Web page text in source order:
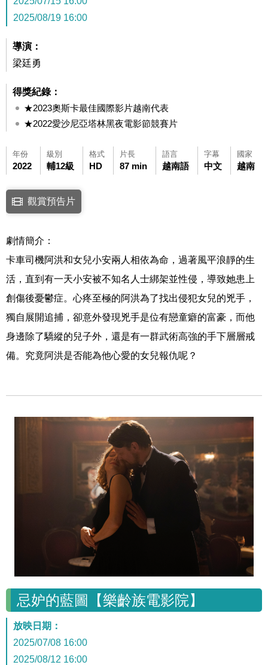
2025/08/19 16:00
導演：
梁廷勇
得獎紀錄：
★2023奧斯卡最佳國際影片越南代表
★2022愛沙尼亞塔林黑夜電影節競賽片
年份
2022
級別
輔12級
格式
HD
片長
87 min
語言
越南語
字幕
中文
國家
越南
點擊下列連結開啟視窗後，可使用鍵盤Tab鍵移至影片中央播放鍵，再
連結至Youtube網站觀看此影片(開新視窗)
觀賞預告片
劇情簡介：
卡車司機阿洪和女兒小安兩人相依為命，過著風平浪靜的生
活，直到有一天小安被不知名人士綁架並性侵，導致她患上
創傷後憂鬱症。心疼至極的阿洪為了找出侵犯女兒的兇手，
獨自展開追捕，卻意外發現兇手是位有戀童癖的富豪，而他
身邊除了驕縱的兒子外，還是有一群武術高強的手下層層戒
備。究竟阿洪是否能為他心愛的女兒報仇呢？
忌妒的藍圖【樂齡族電影院】
放映日期：
2025/07/08 16:00
2025/08/12 16:00